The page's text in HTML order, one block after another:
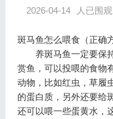
2026-04-14 人已围观
斑马鱼怎么喂食（正确
养斑马鱼一定要保持
赏鱼，可以投喂的食物
动物，比如红虫，草履
的蛋白质，另外还要给
还可以喂一些蛋黄水，